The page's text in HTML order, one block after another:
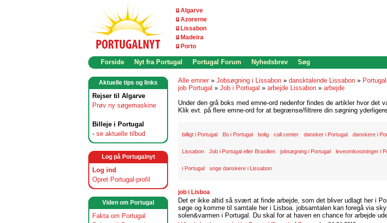
Algarve
Azorerne
Lissabon
Madeira
Porto
Forside Nyt fra Portugal Portugal Forum Nyhedsbrev Søg
Aktuelle tips og links
Rejser til Algarve
Prøv ny søgemaskine
Billeje i Portugal
- se aktuelle tilbud
Log på Portugalnyt
Log ind
Opret Portugal-profil
Viden om Portugal
Fakta om Portugal
Alle emner » Jobsøgning i Lissabon » dansktalende Lissabon » Portugal
job Portugal » Job i Portugal » arbejde Lissabon » arbejde
Under den grå boks med emne-ord nedenfor findes de artikler hvor det
Klik evt. på flere emne-ord for at begrænse/filtrere din søgning
billigt i Portugal Bo i Portugal bolig call center dansker i Portugal danskere i
Lissabon Job i Portugal eller Brasilien jobsøgning i Portugal leveomkostninger i
i Portugal unge danskere i Lissabon
job i Lisboa
Det er ikke altid så svært at finde arbejde, som det bliver udlagt her i
søge og komme til samtale her i Lisboa. jobsamtalen kan foregå via
solen&varmen i Portugal. Du skal for at haven en chance for arbejde